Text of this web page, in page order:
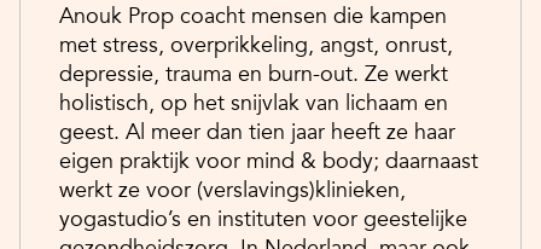
Anouk Prop coacht mensen die kampen
met stress, overprikkeling, angst, onrust,
depressie, trauma en burn-out. Ze werkt
holistisch, op het snijvlak van lichaam en
geest. Al meer dan tien jaar heeft ze haar
eigen praktijk voor mind & body; daarnaast
werkt ze voor (verslavings)klinieken,
yogastudio’s en instituten voor geestelijke